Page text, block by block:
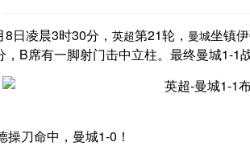
日凌晨3时30分， 英超第21轮， 曼城坐镇
B席有一脚射门击中立柱。最终曼城1-1
刀命中，曼城1-0！